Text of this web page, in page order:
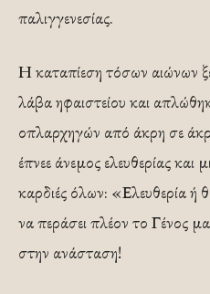
παλιγγενεσίας.
Η καταπίεση τόσων αιώνων
λάβα ηφαιστείου και
οπλαρχηγών από άκρη σε
έπνεε άνεμος ελευθερίας
καρδιές όλων: «Ελευθερία ή
να περάσει πλέον το Γένος
στην ανάσταση!